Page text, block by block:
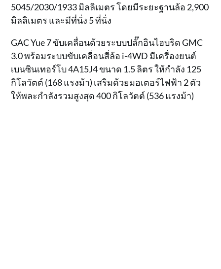
5045/2030/1933 มิลลิเมตร โดยมีระยะฐานล้อ 2,900
มิลลิเมตร และมีที่นั่ง 5 ที่นั่ง
GAC Yue 7 ขับเคลื่อนด้วยระบบปลั๊กอินไฮบริด GMC
3.0 พร้อมระบบขับเคลื่อนสี่ล้อ i-4WD มีเครื่องยนต์
เบนซินเทอร์โบ 4A15J4 ขนาด 1.5 ลิตร ให้กำลัง 125
กิโลวัตต์ (168 แรงม้า) เสริมด้วยมอเตอร์ไฟฟ้า 2 ตัว
ให้พละกำลังรวมสูงสุด 400 กิโลวัตต์ (536 แรงม้า)